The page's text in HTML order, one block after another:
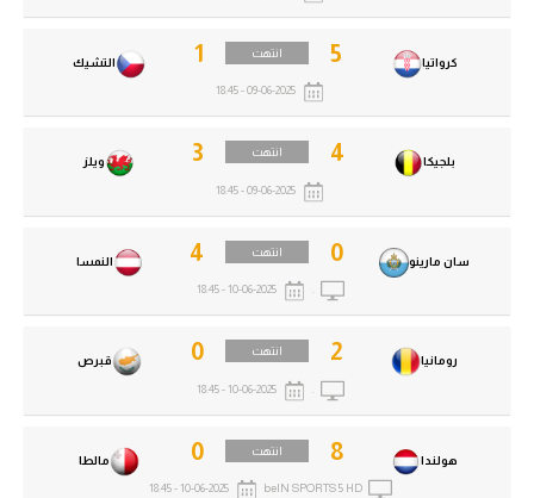
هولندا 8 انتهت
مالطا 0
beIN SPORTS 5 HD
10-06-2025 - 18:45
رومانيا 2 انتهت
قبرص 0
10-06-2025 - 18:45
سان مارينو 0 انتهت
النمسا 4
10-06-2025 - 18:45
بلجيكا 4 انتهت
ويلز 3
09-06-2025 - 18:45
كرواتيا 5 انتهت
التشيك 1
09-06-2025 - 18:45